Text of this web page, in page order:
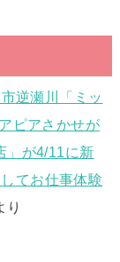
逆瀬川「ミッ
ピアさかせが
」が4/11に新
てお仕事体験
り